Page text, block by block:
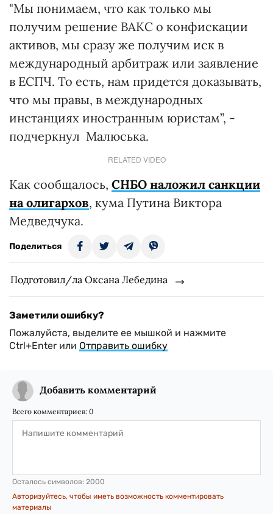
"Мы понимаем, что как только мы
получим решение ВАКС о конфискации
активов, мы сразу же получим иск в
международный арбитраж или заявление
в ЕСПЧ. То есть, нам придется доказывать,
что мы правы, в международных
инстанциях иностранным юристам”, -
подчеркнул Малюська.
RELATED VIDEO
Как сообщалось, СНБО наложил санкции
на олигархов, кума Путина Виктора
Медведчука.
Поделиться
Подготовил/ла Оксана Лебедина
Заметили ошибку?
Пожалуйста, выделите ее мышкой и нажмите
Ctrl+Enter или Отправить ошибку
Добавить комментарий
Всего комментариев: 0
Осталось символов: 2000
Авторизуйтесь, чтобы иметь возможность комментировать
материалы